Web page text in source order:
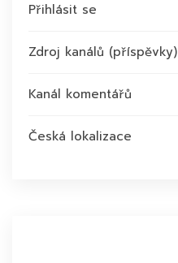
Přihlásit se
Zdroj kanálů (příspěvky)
Kanál komentářů
Česká lokalizace